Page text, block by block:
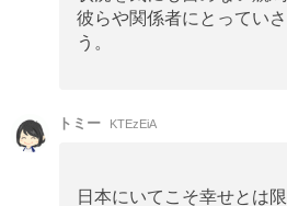
彼らや関係者にとってい
う。
トミー KTEzEiA
日本にいてこそ幸せとは